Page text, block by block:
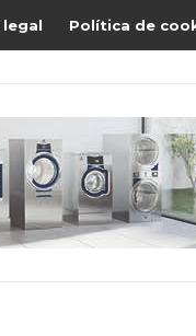
legal Política de